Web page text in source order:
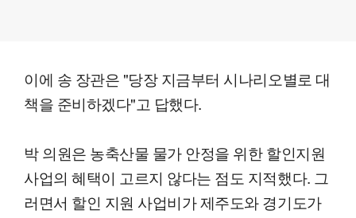
이에 송 장관은 "당장 지금부터 시나리오별로 대
책을 준비하겠다"고 답했다.
박 의원은 농축산물 물가 안정을 위한 할인지원
사업의 혜택이 고르지 않다는 점도 지적했다. 그
러면서 할인 지원 사업비가 제주도와 경기도가